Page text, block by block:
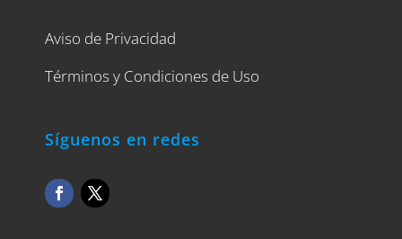
Aviso de Privacidad
Términos y Condiciones de Uso
Síguenos en redes